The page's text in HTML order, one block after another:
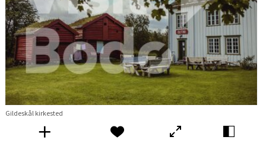
Gildeskål kirkested